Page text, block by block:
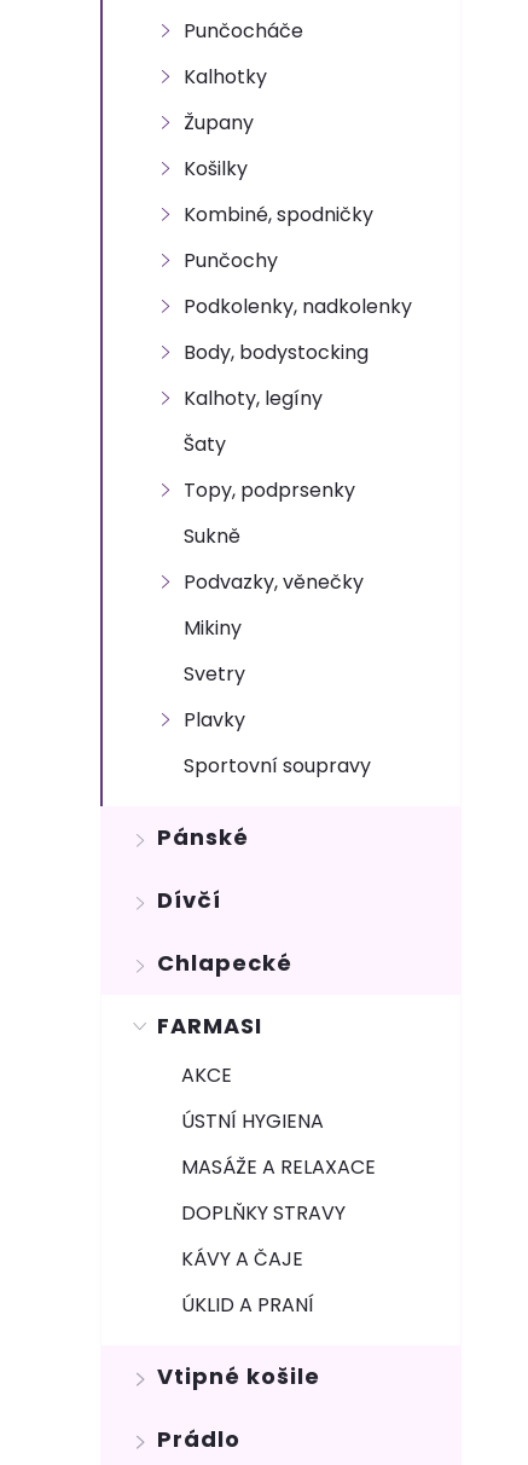
Punčocháče
Kalhotky
Župany
Košilky
Kombiné, spodničky
Punčochy
Podkolenky, nadkolenky
Body, bodystocking
Kalhoty, legíny
Šaty
Topy, podprsenky
Sukně
Podvazky, věnečky
Mikiny
Svetry
Plavky
Sportovní soupravy
Pánské
Dívčí
Chlapecké
FARMASI
AKCE
ÚSTNÍ HYGIENA
MASÁŽE A RELAXACE
DOPLŇKY STRAVY
KÁVY A ČAJE
ÚKLID A PRANÍ
Vtipné košile
Prádlo